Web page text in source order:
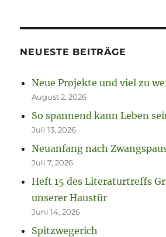
NEUESTE BEITRÄGE
Neue Projekte und viel zu
August 2, 2026
So spannend kann Leben
Juli 13, 2026
Neuanfang nach
Juli 7, 2026
Heft 15 des Literaturtreffs
unserer Haustür
Juni 14, 2026
Spitzwegerich